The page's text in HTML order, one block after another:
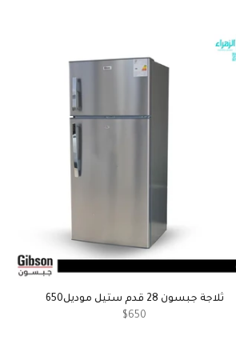
ثلاجة جبسون 28 قدم ستيل موديل650
$650